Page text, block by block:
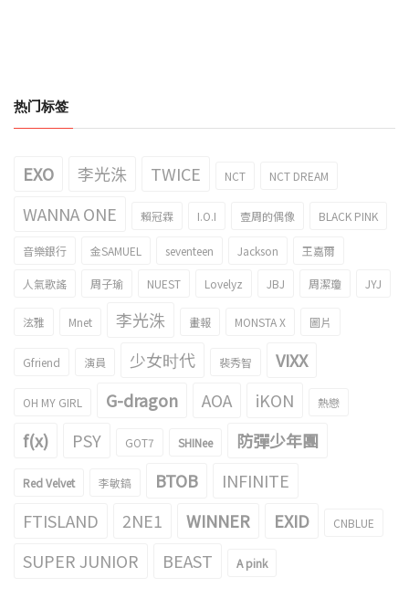
热门标签
EXO 李光洙 TWICE NCT NCT DREAM
WANNA ONE 賴冠霖 I.O.I 壹周的偶像 BLACK PINK
音樂銀行 金SAMUEL seventeen Jackson 王嘉爾
人氣歌謠 周子瑜 NUEST Lovelyz JBJ 周潔瓊 JYJ
泫雅 Mnet 李光洙 畫報 MONSTA X 圖片
Gfriend 演員 少女时代 裴秀智 VIXX
OH MY GIRL G-dragon AOA iKON 熱戀
f(x) PSY GOT7 SHINee 防彈少年團
Red Velvet 李敏鎬 BTOB
INFINITE
FTISLAND
2NE1 WINNER EXID CNBLUE
SUPER JUNIOR BEAST A pink